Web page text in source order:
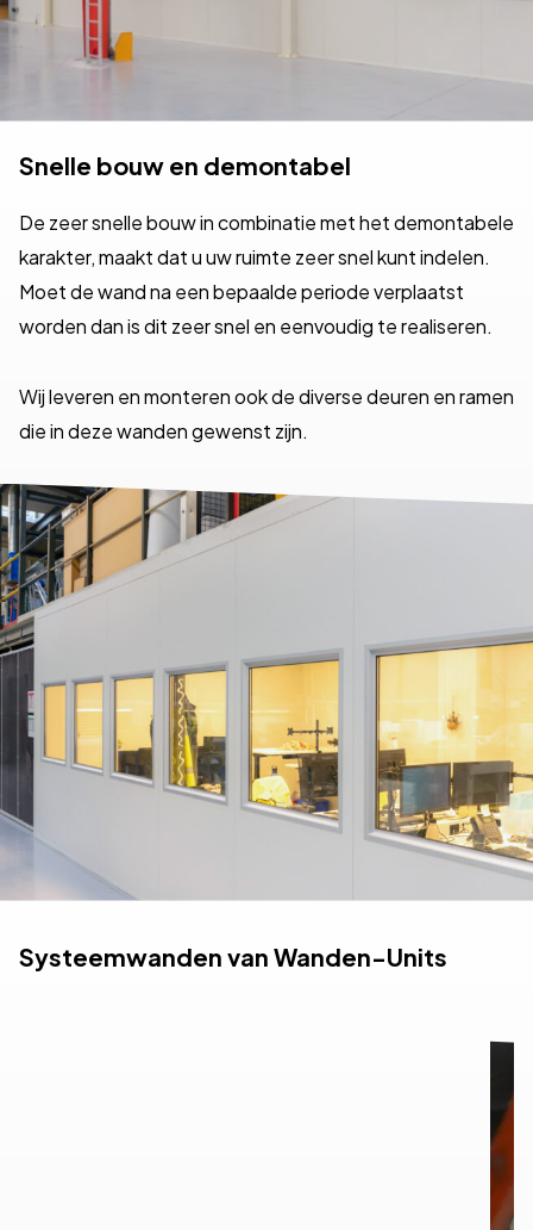
Snelle bouw en demontabel
De zeer snelle bouw in combinatie met het demontabele
karakter, maakt dat u uw ruimte zeer snel kunt indelen.
Moet de wand na een bepaalde periode verplaatst
worden dan is dit zeer snel en eenvoudig te realiseren.
Wij leveren en monteren ook de diverse deuren en ramen
die in deze wanden gewenst zijn.
Systeemwanden van Wanden-Units